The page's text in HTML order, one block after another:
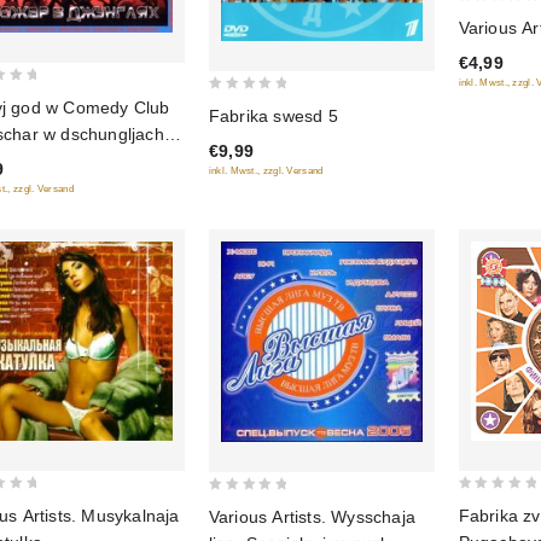
god w Comedy Club
w dschungljach +
Nowaja wolna
zzgl. Versand
of
5
Fabrika swesd 5
€9,99
inkl. Mwst., zzgl. Versand
of
5
Various
€4,99
inkl. Mwst., zzgl.
Artists. Musykalnaja
Various Artists. Wysschaja
Fabrika